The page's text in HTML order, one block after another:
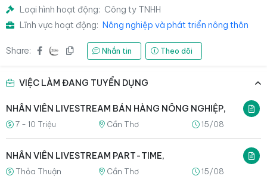
Loại hình hoạt động: Công ty TNHH
Lĩnh vực hoạt động: Nông nghiệp và phát triển nông thôn
Share: Nhắn tin Theo dõi
VIỆC LÀM ĐANG TUYỂN DỤNG
NHÂN VIÊN LIVESTREAM BÁN HÀNG NÔNG NGHIỆP,
7 - 10 Triệu Cần Thơ 15/08
NHÂN VIÊN LIVESTREAM PART-TIME,
Thỏa Thuận Cần Thơ 15/08